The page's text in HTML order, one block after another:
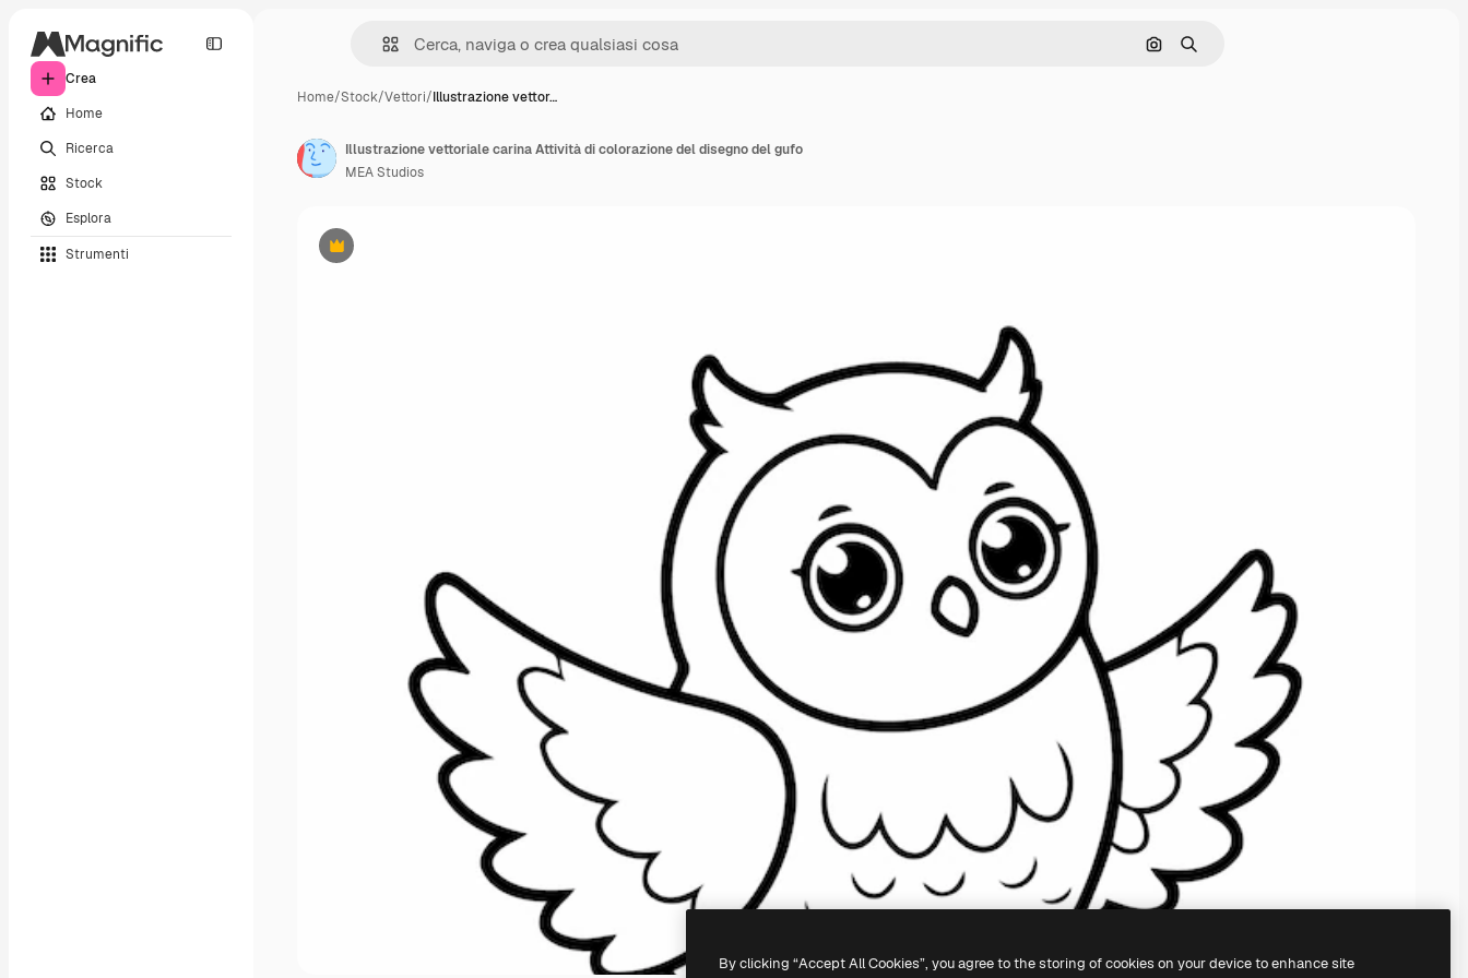
Crea
Home
Ricerca
Stock
Esplora
Strumenti
Cerca per immagine
Ricerca
Home/Stock/Vettori/Illustrazione vettor…
Premium
Illustrazione vettoriale carina Attività di colorazione del disegno del gufo
MEA Studios
By clicking “Accept All Cookies”, you agree to the storing of cookies on your device to enhance site